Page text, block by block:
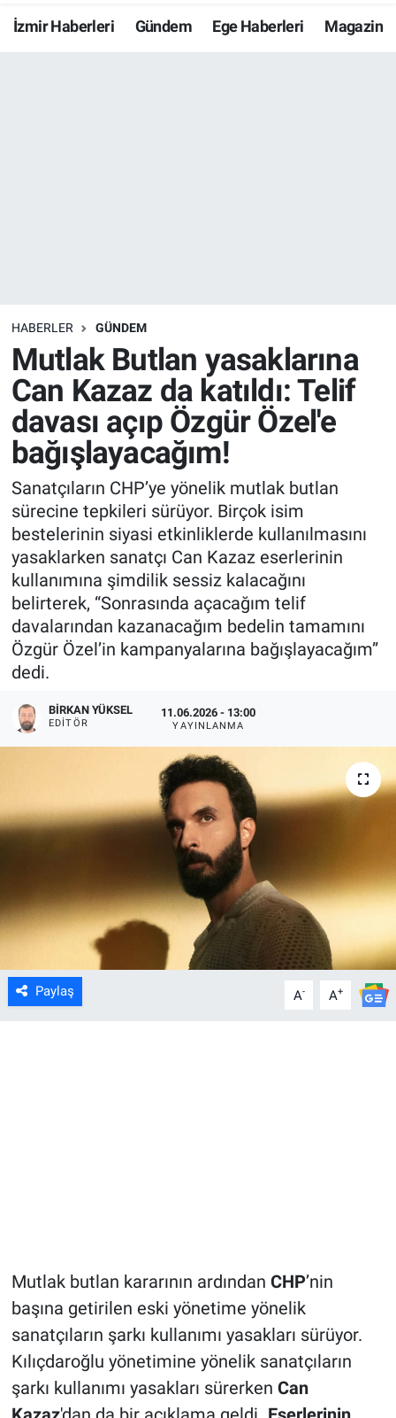
İzmir Haberleri Gündem Ege Haberleri Magazin
HABERLER GÜNDEM
Mutlak Butlan yasaklarına
Can Kazaz da katıldı: Telif
davası açıp Özgür Özel'e
bağışlayacağım!
Sanatçıların CHP’ye yönelik mutlak butlan
sürecine tepkileri sürüyor. Birçok isim
bestelerinin siyasi etkinliklerde kullanılmasını
yasaklarken sanatçı Can Kazaz eserlerinin
kullanımına şimdilik sessiz kalacağını
belirterek, “Sonrasında açacağım telif
davalarından kazanacağım bedelin tamamını
Özgür Özel’in kampanyalarına bağışlayacağım”
dedi.
BIRKAN YÜKSEL
EDITÖR
11.06.2026 - 13:00
YAYINLANMA
Paylaş A- A+
Mutlak butlan kararının ardından CHP’nin
başına getirilen eski yönetime yönelik
sanatçıların şarkı kullanımı yasakları sürüyor.
Kılıçdaroğlu yönetimine yönelik sanatçıların
şarkı kullanımı yasakları sürerken Can
Resmi İlanlar